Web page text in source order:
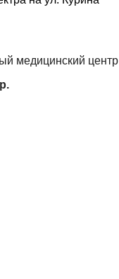
медицинский центр